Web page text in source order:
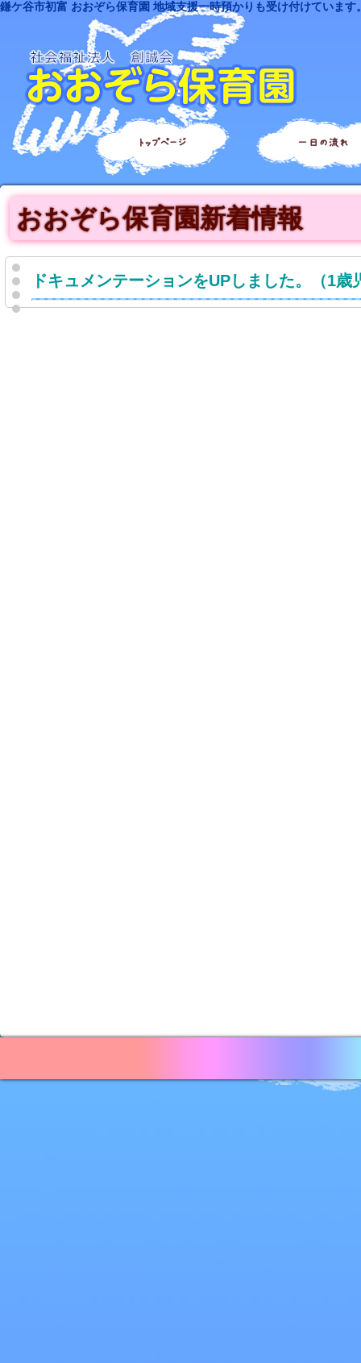
鎌ケ谷市初富 おおぞら保育園 地域支援一時預かりも受け付けています
トップページ 一日の流れ
おおぞら保育園新着情報
ドキュメンテーションをUPしました。（1歳